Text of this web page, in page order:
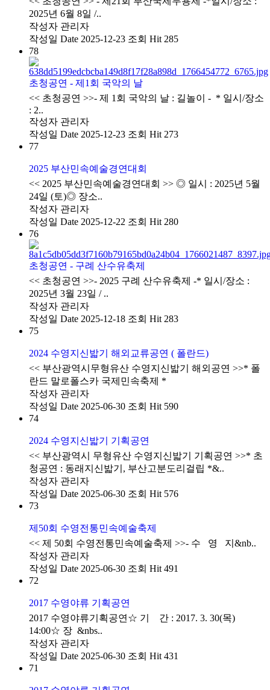
2025년 6월 8일 /..
작성자 관리자
작성일 Date 2025-12-23 조회 Hit 285
78
초청공연 - 제1회 국악의 날
<< 초청공연 >>- 제 1회 국악의 날 : 길놀이​ - * 일시/장소
: 2..
작성자 관리자
작성일 Date 2025-12-23 조회 Hit 273
77
2025 부산민속예술경연대회
​<< 2025 부산민속예술경연대회 >> ◎ 일시 : 2025년 5월
24일 (토)◎ 장소..
작성자 관리자
작성일 Date 2025-12-22 조회 Hit 280
76
초청공연 - 구례 산수유축제
<< 초청공연 >>- 2025 구례 산수유축제 -* 일시/장소 :
2025년 3월 23일 / ..
작성자 관리자
작성일 Date 2025-12-18 조회 Hit 283
75
2024 수영지신밟기 해외교류공연 ( 폴란드)
<< 부산광역시무형유산 수영지신밟기 해외공연 >>* 폴
란드 말로폴스카 국제민속축제 *
작성자 관리자
작성일 Date 2025-06-30 조회 Hit 590
74
2024 수영지신밟기 기획공연
<< 부산광역시 무형유산 수영지신밟기 기획공연 >>* 초
청공연 : 동래지신밟기, 부산고분도리걸립 *&..
작성자 관리자
작성일 Date 2025-06-30 조회 Hit 576
73
제50회 수영전통민속예술축제
<< 제 50회 수영전통민속예술축제 >>- 수 영 지&nb..
작성자 관리자
작성일 Date 2025-06-30 조회 Hit 491
72
2017 수영야류 기획공연
2017 수영야류기획공연☆ 기 간 : 2017. 3. 30(목)
14:00☆ 장 &nbs..
작성자 관리자
작성일 Date 2025-06-30 조회 Hit 431
71